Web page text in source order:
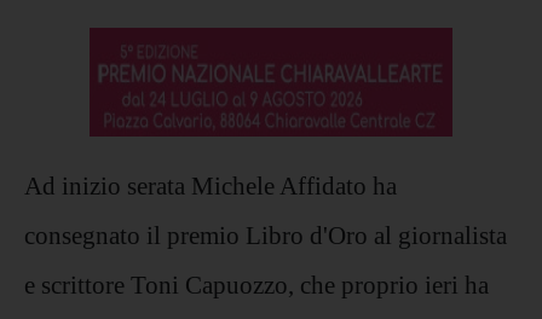
Ad inizio serata Michele Affidato ha
consegnato il premio Libro d'Oro al giornalista
e scrittore Toni Capuozzo, che proprio ieri ha